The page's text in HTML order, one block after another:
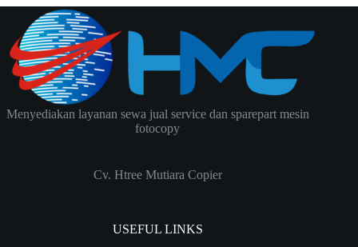
Menyediakan layanan sewa jual service dan sparepart mesin
fotocopy
Cv. Htree Mutiara Copier
USEFUL LINKS